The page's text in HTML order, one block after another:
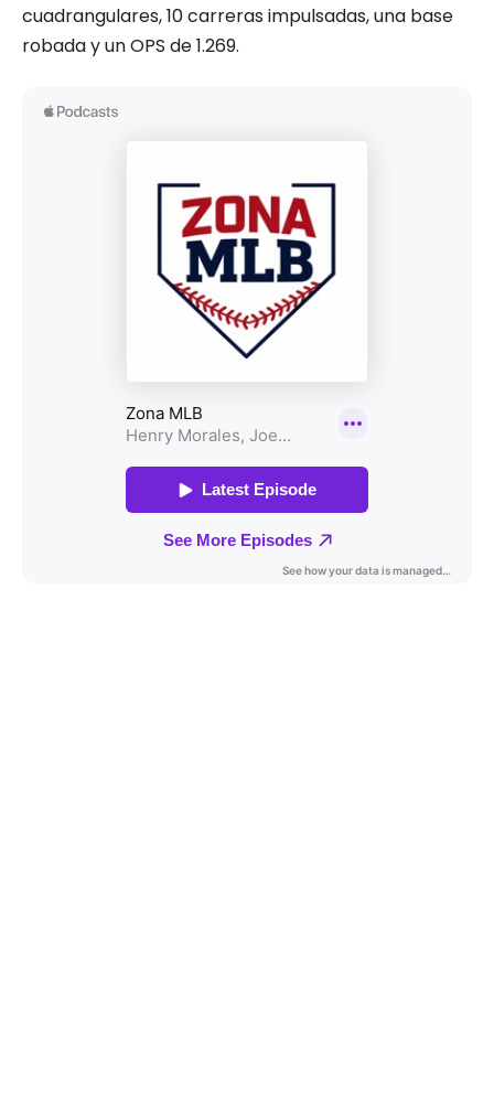
cuadrangulares, 10 carreras impulsadas, una base
robada y un OPS de 1.269.